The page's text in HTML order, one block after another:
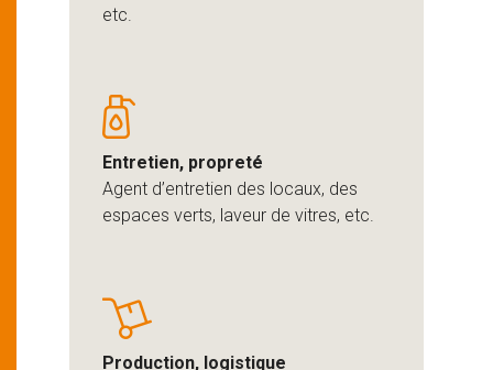
etc.
Entretien, propreté
Agent d’entretien des locaux, des
espaces verts, laveur de vitres, etc.
Production, logistique